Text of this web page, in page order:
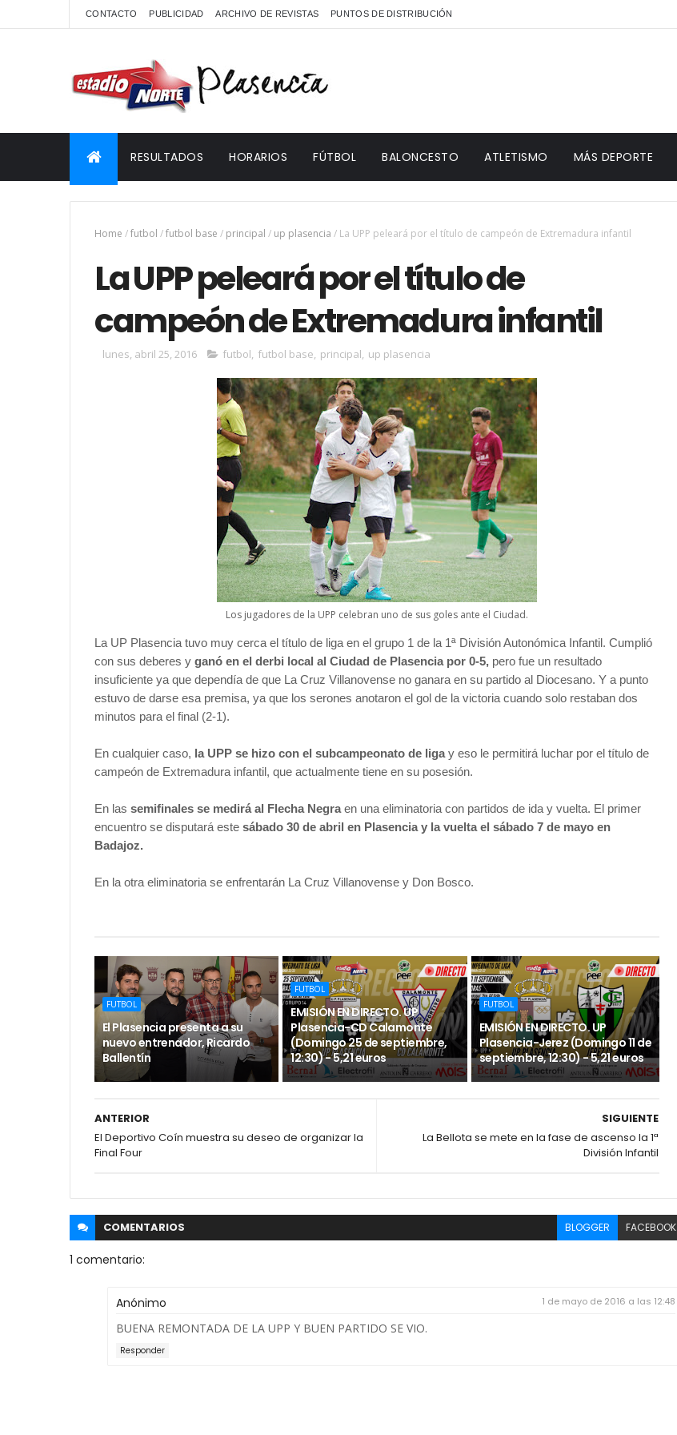
CONTACTO PUBLICIDAD ARCHIVO DE REVISTAS PUNTOS DE DISTRIBUCIÓN
RESULTADOS HORARIOS FÚTBOL BALONCESTO ATLETISMO MÁS DEPORTE
Home /futbol /futbol base / principal / up plasencia / La UPP peleará por el título de campeón de Extremadura infantil
La UPP peleará por el título de
campeón de Extremadura infantil
lunes, abril 25, 2016 futbol, futbol base, principal, up plasencia
Los jugadores de la UPP celebran uno de sus goles ante el Ciudad.
La UP Plasencia tuvo muy cerca el título de liga en el grupo 1 de la 1ª División Autonómica Infantil. Cumplió
con sus deberes y ganó en el derbi local al Ciudad de Plasencia por 0-5, pero fue un resultado
insuficiente ya que dependía de que La Cruz Villanovense no ganara en su partido al Diocesano. Y a punto
estuvo de darse esa premisa, ya que los serones anotaron el gol de la victoria cuando solo restaban dos
minutos para el final (2-1).
En cualquier caso, la UPP se hizo con el subcampeonato de ligay eso le permitirá luchar por el título de
campeón de Extremadura infantil, que actualmente tiene en su posesión.
En las semifinales se medirá al Flecha Negraen una eliminatoria con partidos de ida y vuelta. El primer
encuentro se disputará este sábado 30 de abril en Plasencia y la vuelta el sábado 7 de mayo en
Badajoz.
En la otra eliminatoria se enfrentarán La Cruz Villanovense y Don Bosco.
FUTBOL
El Plasencia presenta a su
nuevo entrenador, Ricardo
Ballentín
FUTBOL
EMISIÓN EN DIRECTO. UP
Plasencia-CD Calamonte
(Domingo 25 de septiembre,
12:30) - 5,21 euros
FUTBOL
EMISIÓN EN DIRECTO. UP
Plasencia-Jerez (Domingo 11 de
septiembre, 12:30) - 5,21 euros
SIGUIENTE
La Bellota se mete en la fase de ascenso la 1ª
División Infantil
ANTERIOR
El Deportivo Coín muestra su deseo de organizar la
Final Four
COMENTARIOS BLOGGER FACEBOOK
1 comentario:
Anónimo 1 de mayo de 2016 a las 12:48
BUENA REMONTADA DE LA UPP Y BUEN PARTIDO SE VIO.
Responder